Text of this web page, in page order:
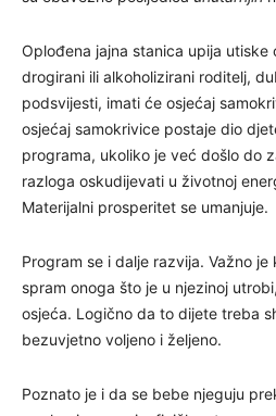
Oplođena jajna stanica upija utiske
drogirani ili alkoholizirani roditelj,
podsvijesti, imati će osjećaj
osjećaj samokrivice postaje dio
programa, ukoliko je već došlo do
razloga oskudijevati u životnoj
Materijalni prosperitet se umanjuje.
Program se i dalje razvija. Važno je
spram onoga što je u njezinoj
osjeća. Logično da to dijete treba
bezuvjetno voljeno i željeno.
Poznato je i da se bebe njeguju